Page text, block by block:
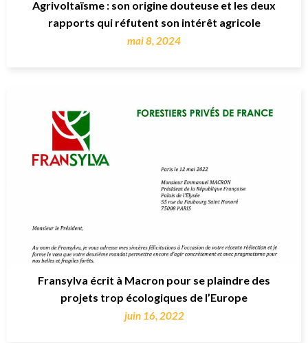
Agrivoltaïsme : son origine douteuse et les deux
rapports qui réfutent son intérêt agricole
mai 8, 2024
Fransylva écrit à Macron pour se plaindre des
projets trop écologiques de l’Europe
juin 16, 2022